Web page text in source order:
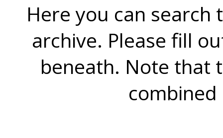
Here you can search
archive. Please fill
beneath. Note that
combined